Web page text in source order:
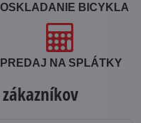
BICYKLA
PREDAJ NA SPLÁTKY